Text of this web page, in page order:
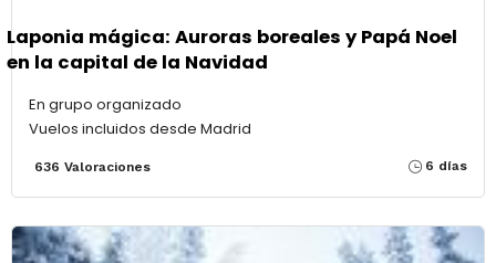
Laponia mágica: Auroras boreales y Papá Noel
en la capital de la Navidad
En grupo organizado
Vuelos incluidos desde Madrid
636 Valoraciones 6 días